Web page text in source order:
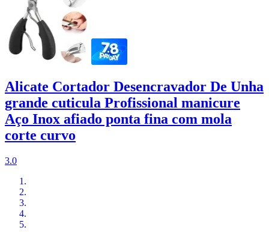
Alicate Cortador Desencravador De Unha
grande cuticula Profissional manicure
Aço Inox afiado ponta fina com mola
corte curvo
3.0